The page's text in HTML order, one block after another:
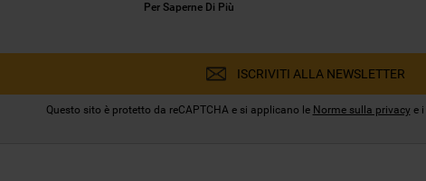
Per Saperne Di Più
ISCRIVITI ALLA NEWSLETTER
Questo sito è protetto da reCAPTCHA e si applicano le Norme sulla privacy e i